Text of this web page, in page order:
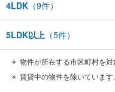
4LDK （9件）
5LDK以上 （5件）
物件が所在する市区町村を対
賃貸中の物件を除いています。